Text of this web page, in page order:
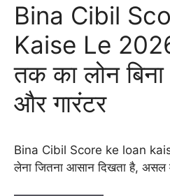
Bina Cibil
Kaise Le
तक का लोन
और गारंटर
Bina Cibil Score ke loan
लेना जितना आसान दिखता है,